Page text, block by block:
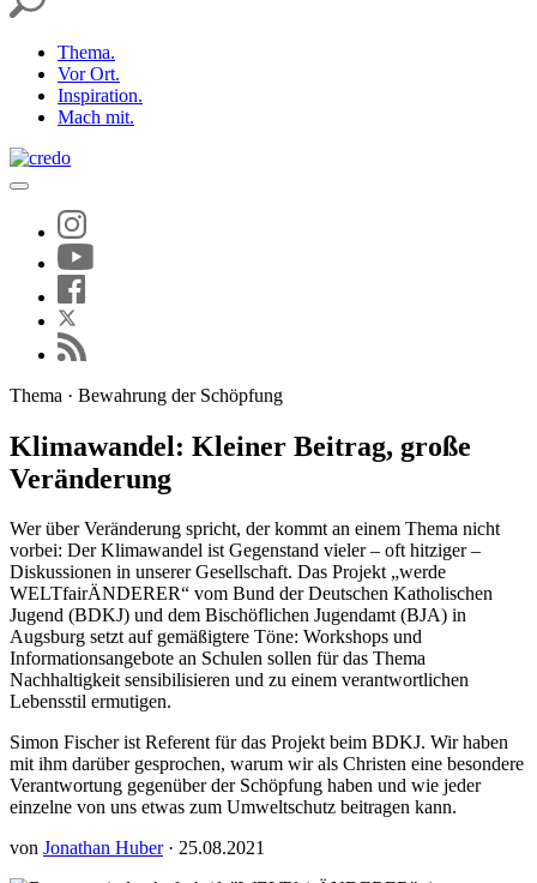
Thema.
Vor Ort.
Inspiration.
Mach mit.
Thema · Bewahrung der Schöpfung
Klimawandel: Kleiner Beitrag, große
Veränderung
Wer über Veränderung spricht, der kommt an einem Thema nicht
vorbei: Der Klimawandel ist Gegenstand vieler – oft hitziger –
Diskussionen in unserer Gesellschaft. Das Projekt „werde
WELTfairÄNDERER“ vom Bund der Deutschen Katholischen
Jugend (BDKJ) und dem Bischöflichen Jugendamt (BJA) in
Augsburg setzt auf gemäßigtere Töne: Workshops und
Informationsangebote an Schulen sollen für das Thema
Nachhaltigkeit sensibilisieren und zu einem verantwortlichen
Lebensstil ermutigen.
Simon Fischer ist Referent für das Projekt beim BDKJ. Wir haben
mit ihm darüber gesprochen, warum wir als Christen eine besondere
Verantwortung gegenüber der Schöpfung haben und wie jeder
einzelne von uns etwas zum Umweltschutz beitragen kann.
von Jonathan Huber· 25.08.2021